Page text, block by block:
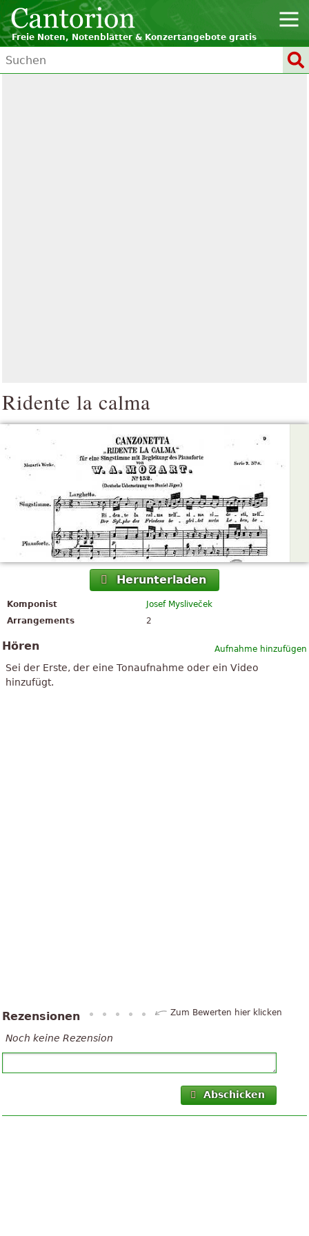
Freie Noten, Notenblätter & Konzertangebote gratis
Ridente la calma
Herunterladen
Komponist
Josef Mysliveček
Arrangements
2
Aufnahme hinzufügen
Hören
Sei der Erste, der eine Tonaufnahme oder ein Video
hinzufügt.
Rezensionen Zum Bewerten hier klicken
Noch keine Rezension
Abschicken